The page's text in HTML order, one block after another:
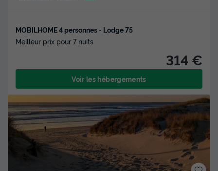
MOBILHOME 4 personnes - Lodge 75
Meilleur prix pour 7 nuits
314 €
Voir les hébergements